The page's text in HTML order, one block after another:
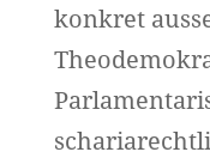
konkret